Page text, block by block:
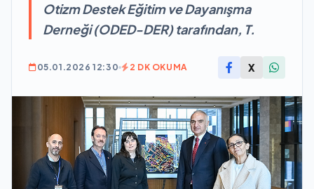
Otizm Destek Eğitim ve Dayanışma
Derneği (ODED-DER) tarafından, T.
05.01.2026 12:30 2 DK OKUMA X